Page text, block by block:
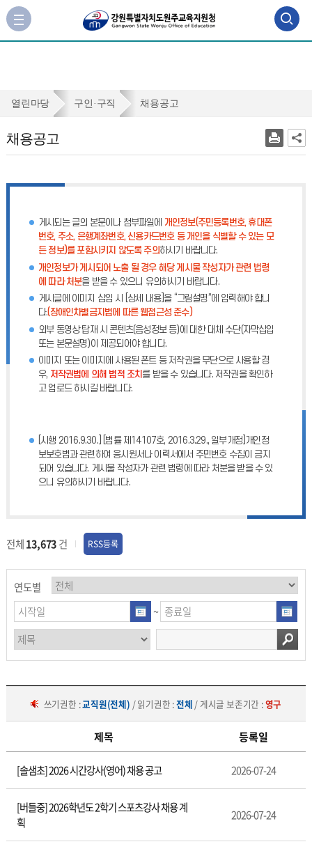
검
색
기
사
이
가
채
공
열린마당 구인·구직 채용공고
채용공고
게시되는 글의 본문이나 첨부파일에 개인정보(주민등록번호, 휴대폰
번호, 주소, 은행계좌번호, 신용카드번호 등 개인을 식별할 수 있는 모
든 정보)를 포함시키지 않도록 주의하시기 바랍니다.
개인정보가 게시되어 노출 될 경우 해당 게시물 작성자가 관련 법령
에 따라 처분을 받을 수 있으니 유의하시기 바랍니다.
게시글에 이미지 삽입 시 [상세 내용]을 “그림설명”에 입력해야 합니
다.(장애인차별금지법에 따른 웹접근성 준수)
외부 동영상 탑재 시 콘텐츠(음성정보 등)에 대한 대체 수단(자막삽입
또는 본문설명)이 제공되어야 합니다.
이미지 또는 이미지에 사용된 폰트 등 저작권을 무단으로 사용할 경
우, 저작권법에 의해 법적 조치 를 받을 수 있습니다. 저작권을 확인하
고 업로드 하시길 바랍니다.
[시행 2016.9.30.] [법률 제14107호, 2016.3.29., 일부개정]개인정
보보호법과 관련하여 응시원서나 이력서에서 주민번호 수집이 금지
되어 있습니다. 게시물 작성자가 관련 법령에 따라 처분을 받을 수 있
으니 유의하시기 바랍니다.
전체13,673건 RSS등록
연도별
~
쓰기권한 :교직원(전체) / 읽기권한 :전체 / 게시글 보존기간 :영구
공
제목 등록일
[솔샘초] 2026 시간강사(영어) 채용 공고 2026-07-24
[버들중] 2026학년도 2학기 스포츠강사 채용 계
획
2026-07-24